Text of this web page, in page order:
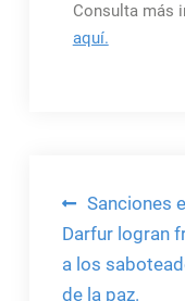
Consulta más
aquí.
de
Sanciones
Darfur logran
a los
de la paz.